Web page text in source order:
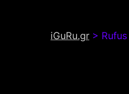
iGuRu.gr >